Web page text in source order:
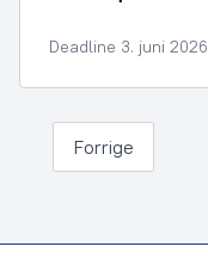
Deadline 3. juni 2026
Forrige